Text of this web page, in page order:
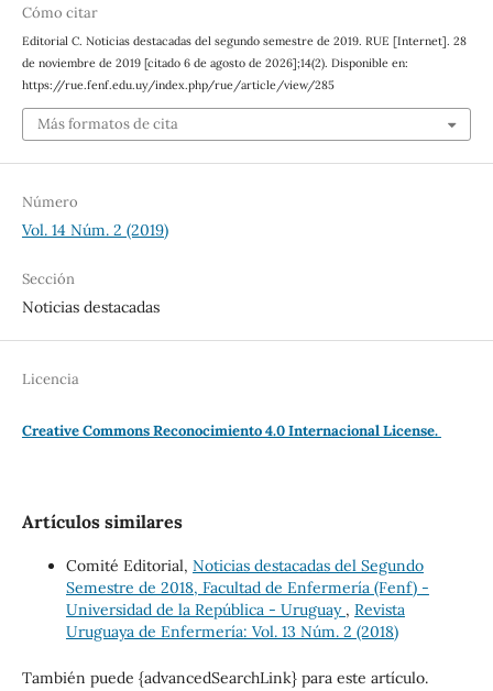
Cómo citar
Editorial C. Noticias destacadas del segundo semestre de 2019. RUE [Internet]. 28
de noviembre de 2019 [citado 6 de agosto de 2026];14(2). Disponible en:
https://rue.fenf.edu.uy/index.php/rue/article/view/285
Más formatos de cita
Número
Vol. 14 Núm. 2 (2019)
Sección
Noticias destacadas
Licencia
Creative Commons Reconocimiento 4.0 Internacional License.
Artículos similares
Comité Editorial, Noticias destacadas del Segundo
Semestre de 2018, Facultad de Enfermería (Fenf) -
Universidad de la República - Uruguay , Revista
Uruguaya de Enfermería: Vol. 13 Núm. 2 (2018)
También puede {advancedSearchLink} para este artículo.